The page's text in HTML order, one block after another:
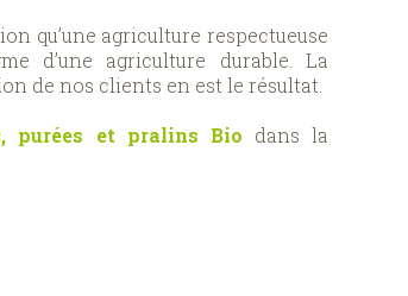
qu’une agriculture respectueuse
d’une agriculture durable. La
de nos clients en est le résultat.
purées et pralins Bio dans la